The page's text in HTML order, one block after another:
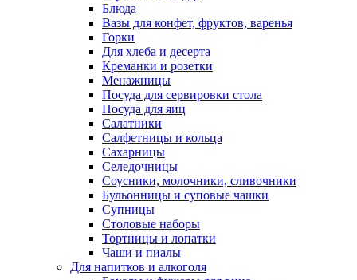
Блюда
Вазы для конфет, фруктов, варенья
Горки
Для хлеба и десерта
Креманки и розетки
Менажницы
Посуда для сервировки стола
Посуда для яиц
Салатники
Салфетницы и кольца
Сахарницы
Селедочницы
Соусники, молочники, сливочники
Бульонницы и суповые чашки
Супницы
Столовые наборы
Тортницы и лопатки
Чаши и пиалы
Для напитков и алкоголя